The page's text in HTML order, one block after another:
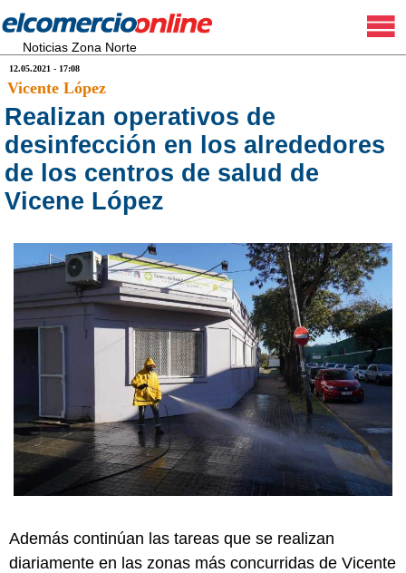
Noticias Zona Norte
12.05.2021 - 17:08
Vicente López
Realizan operativos de
desinfección en los alrededores
de los centros de salud de
Vicene López
Además continúan las tareas que se realizan
diariamente en las zonas más concurridas de Vicente